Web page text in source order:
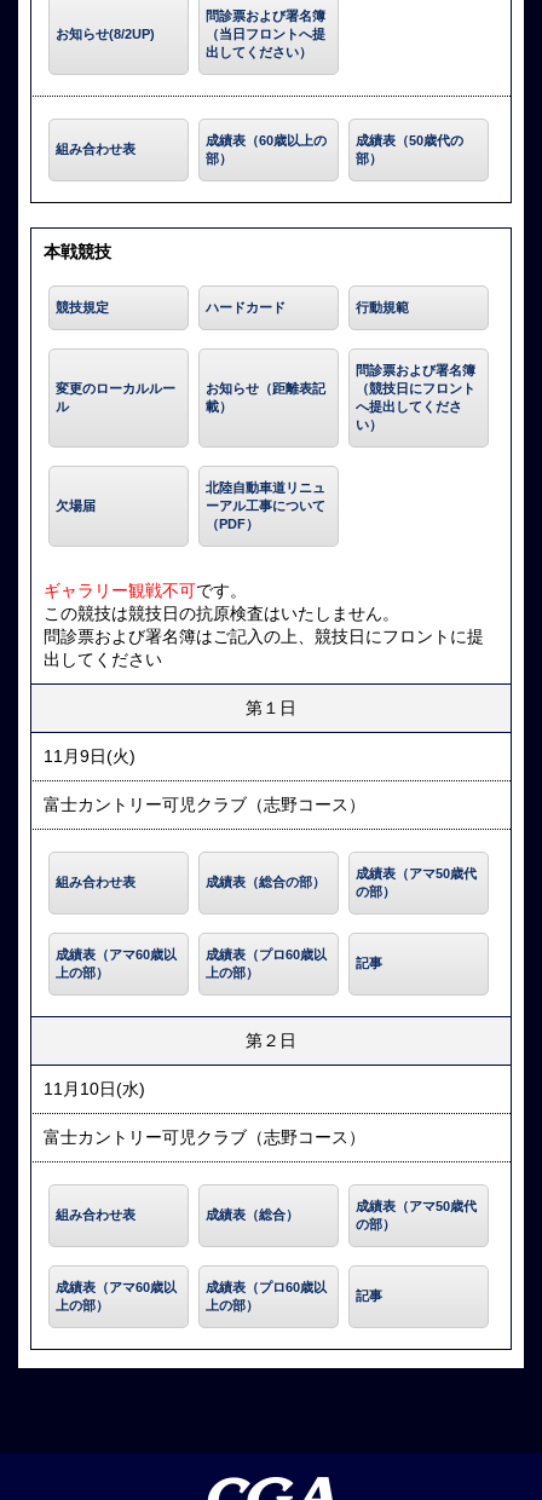
お知らせ(8/2UP)
問診票および署名簿
（当日フロントへ提
出してください）
組み合わせ表
成績表（60歳以上の
部）
成績表（50歳代の
部）
本戦競技
競技規定 ハードカード 行動規範
変更のローカルルー
ル
お知らせ（距離表記
載）
問診票および署名簿
（競技日にフロント
へ提出してくださ
い）
欠場届
北陸自動車道リニュ
ーアル工事について
（PDF）
ギャラリー観戦不可です。
この競技は競技日の抗原検査はいたしません。
問診票および署名簿はご記入の上、競技日にフロントに提
出してください
第１日
11月9日(火)
富士カントリー可児クラブ（志野コース）
組み合わせ表 成績表（総合の部）
成績表（アマ50歳代
の部）
成績表（アマ60歳以
上の部）
成績表（プロ60歳以
上の部）
記事
第２日
11月10日(水)
富士カントリー可児クラブ（志野コース）
組み合わせ表 成績表（総合）
成績表（アマ50歳代
の部）
成績表（アマ60歳以
上の部）
成績表（プロ60歳以
上の部）
記事